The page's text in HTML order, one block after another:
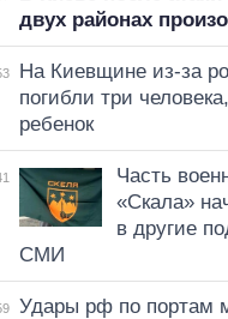
двух районах
На Киевщине из-за
погибли три
ребенок
Часть
«Скала»
в другие
СМИ
Удары рф по портам